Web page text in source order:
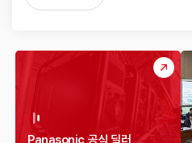
Panasonic 공식 딜러